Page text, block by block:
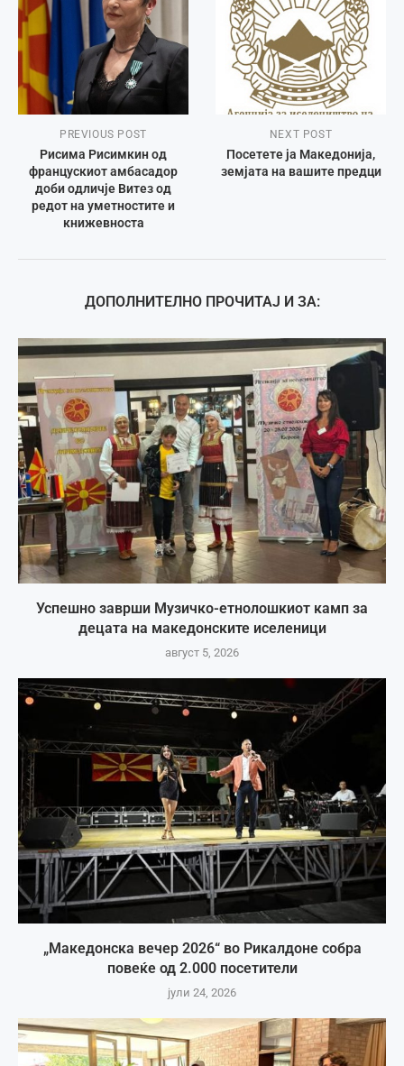
PREVIOUS POST
Рисима Рисимкин од
францускиот амбасадор
доби одличје Витез од
редот на уметностите и
книжевноста
NEXT POST
Посетете ја Македонија,
земјата на вашите предци
ДОПОЛНИТЕЛНО ПРОЧИТАЈ И ЗА:
Успешно заврши Музичко-етнолошкиот камп за
децата на македонските иселеници
август 5, 2026
„Македонска вечер 2026“ во Рикалдоне собра
повеќе од 2.000 посетители
јули 24, 2026